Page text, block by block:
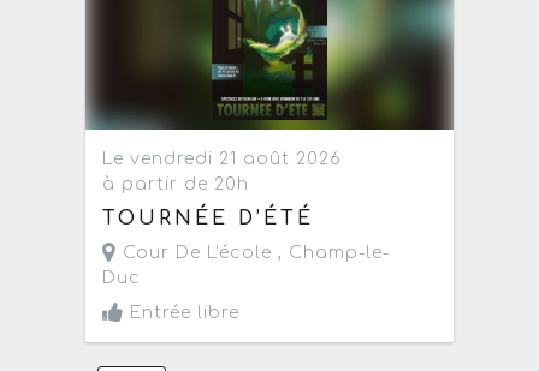
Le vendredi 21 août 2026
à partir de 20h
TOURNÉE D’ÉTÉ
Cour De L'école , Champ-le-
Duc
Entrée libre